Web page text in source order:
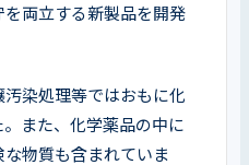
両立する新製品を開発
染処理等ではおもに化
また、化学薬品の中に
物質も含まれていま